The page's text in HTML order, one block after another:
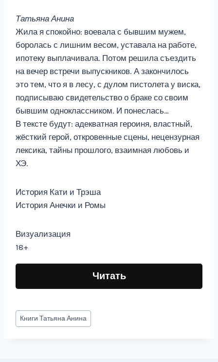
Татьяна Анина
Жила я спокойно: воевала с бывшим мужем,
боролась с лишним весом, уставала на работе,
ипотеку выплачивала. Потом решила съездить
на вечер встречи выпускников. А закончилось
это тем, что я в лесу, с дулом пистолета у виска,
подписываю свидетельство о браке со своим
бывшим одноклассником. И понеслась…
В тексте будут: адекватная героиня, властный,
жёсткий герой, откровенные сцены, нецензурная
лексика, тайны прошлого, взаимная любовь и
ХЭ.
История Кати и Трэша
История Анечки и Ромы
Визуализация
18+
Читать
Метки
записи:
КнигиТатьяна Анина